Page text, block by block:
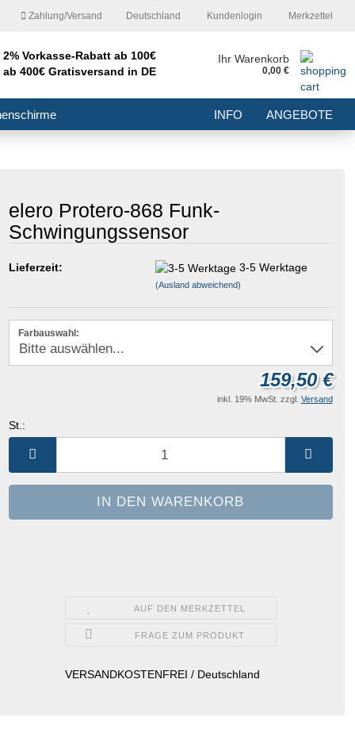
Zahlung/Versand Deutschland Kundenlogin
Konto erstellen
Passwort vergessen?
Merkzettel
2% Vorkasse-Rabatt ab 100€
ab 400€ Gratisversand in DE
Ihr Warenkorb
0,00 €
INFO ANGEBOTE
elero Protero-868 Funk-
Schwingungssensor
Lieferzeit: 3-5 Werktage
(Ausland abweichend)
Farbauswahl:
159,50 €
inkl. 19% MwSt. zzgl. Versand
St.:
AUF DEN MERKZETTEL
FRAGE ZUM PRODUKT
VERSANDKOSTENFREI / Deutschland